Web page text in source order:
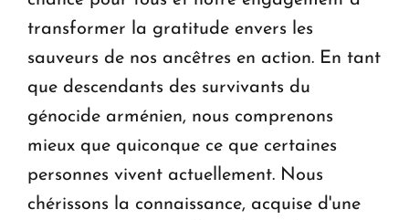
transformer la gratitude envers les
sauveurs de nos ancêtres en action. En tant
que descendants des survivants du
génocide arménien, nous comprenons
mieux que quiconque ce que certaines
personnes vivent actuellement. Nous
chérissons la connaissance, acquise d'une